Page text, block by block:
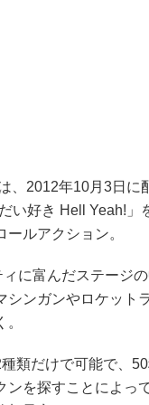
2012年10月3日に
い好き Hell Yeah!」
ルアクション。
に富んだステージ
シンガンやロケット
だけで可能で、
を探すことによっ